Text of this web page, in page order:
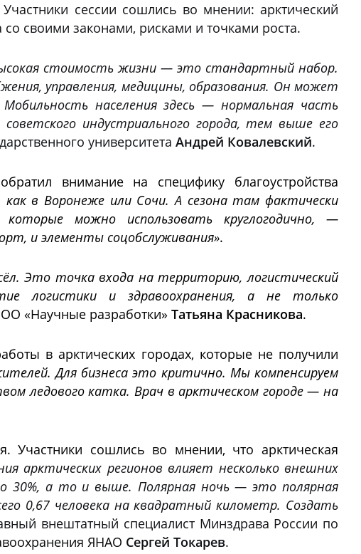
сессии сошлись во мнении: арктический
своими законами, рисками и точками роста.
стоимость жизни — это стандартный набор.
управления, медицины, образования. Он может
населения здесь — нормальная часть
индустриального города, тем выше его
университета Андрей Ковалевский.
обратил внимание на специфику благоустройства
в Воронеже или Сочи. А сезона там фактически
можно использовать круглогодично, —
и элементы соцобслуживания».
Это точка входа на территорию, логистический
логистики и здравоохранения, а не только
«Научные разработки» Татьяна Красникова.
в арктических городах, которые не получили
Для бизнеса это критично. Мы компенсируем
ледового катка. Врач в арктическом городе — на
Участники сошлись во мнении, что арктическая
арктических регионов влияет несколько внешних
30%, а то и выше. Полярная ночь — это полярная
0,67 человека на квадратный километр. Создать
внештатный специалист Минздрава России по
ЯНАО Сергей Токарев.